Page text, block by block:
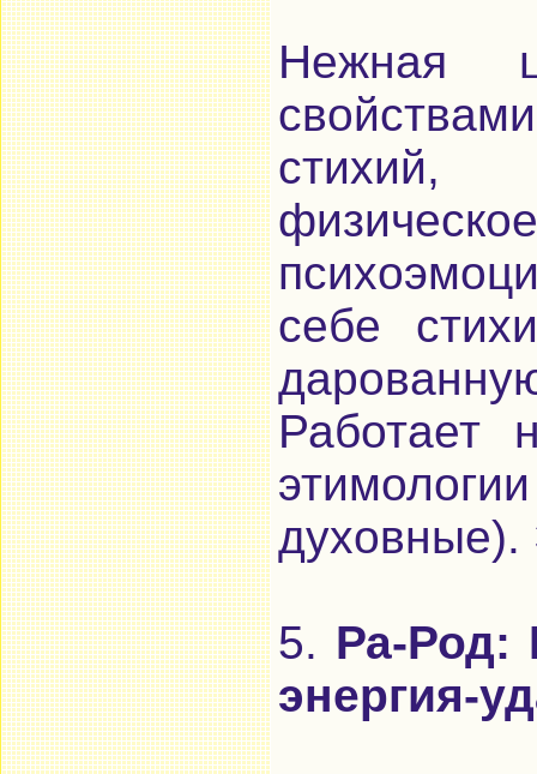
Нежная
стихий,
себе
Работает
духовные).
5. Ра-Род:
энергия-